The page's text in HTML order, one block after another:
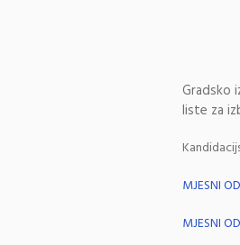
Gradsko
liste za
MJESNI
MJESNI